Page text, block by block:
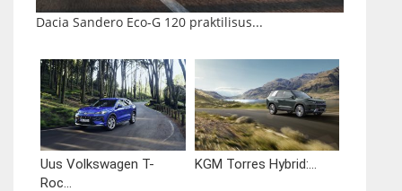
Dacia Sandero Eco-G 120 praktilisus...
Uus Volkswagen T-
Roc...
KGM Torres Hybrid:...